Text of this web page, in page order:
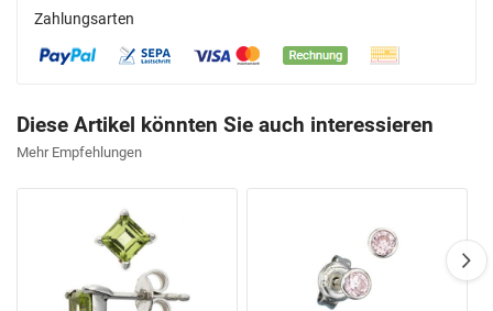
Zahlungsarten
Diese Artikel könnten Sie auch interessieren
Mehr Empfehlungen